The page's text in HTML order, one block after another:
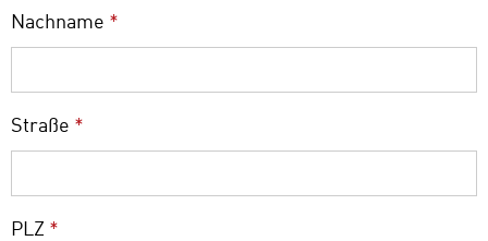
Nachname *
Straße *
PLZ *